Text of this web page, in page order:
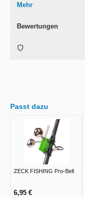
Mehr
Bewertungen
Passt dazu
ZECK FISHING Pro-Bell
6,95 €